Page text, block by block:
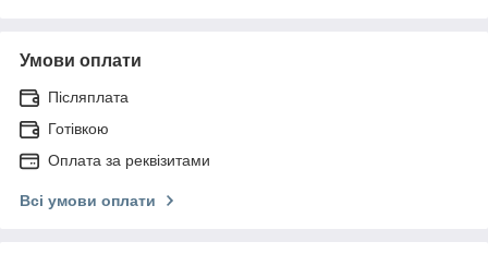
Умови оплати
Післяплата
Готівкою
Оплата за реквізитами
Всі умови оплати